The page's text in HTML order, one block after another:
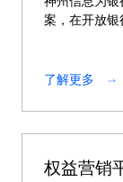
案，在开放银
了解更多
权益营销